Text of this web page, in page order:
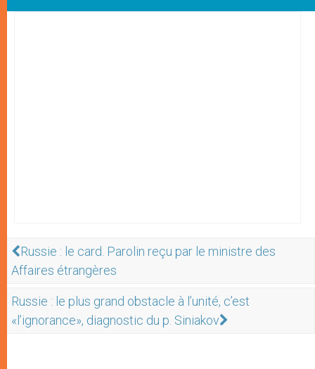
Russie : le card. Parolin reçu par le ministre des
Affaires étrangères
Russie : le plus grand obstacle à l’unité, c’est
«l’ignorance», diagnostic du p. Siniakov